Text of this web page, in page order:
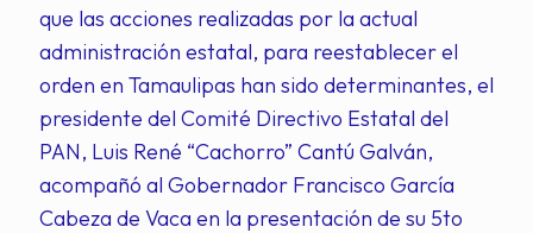
que las acciones realizadas por la actual
administración estatal, para reestablecer el
orden en Tamaulipas han sido determinantes, el
presidente del Comité Directivo Estatal del
PAN, Luis René “Cachorro” Cantú Galván,
acompañó al Gobernador Francisco García
Cabeza de Vaca en la presentación de su 5to